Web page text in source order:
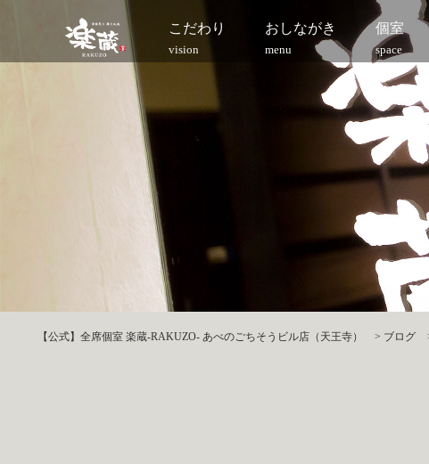
こだわり
vision
おしながき
menu
個室
space
【公式】全席個室 楽蔵‐RAKUZO‐ あべのごちそうビル店（天王寺） > ブログ